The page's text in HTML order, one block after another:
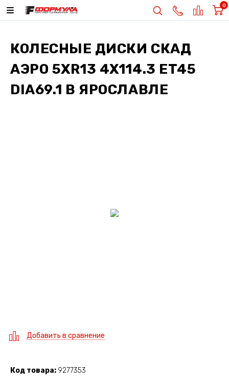
0
КОЛЕСНЫЕ ДИСКИ СКАД
АЭРО 5XR13 4X114.3 ET45
DIA69.1 В ЯРОСЛАВЛЕ
Добавить в сравнение
Код товара 9277353